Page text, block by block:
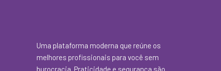
Uma plataforma moderna que reúne os
melhores profissionais para você sem
burocracia. Praticidade e segurança são